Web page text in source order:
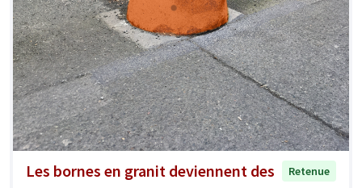
Les bornes en granit deviennent des
Retenue